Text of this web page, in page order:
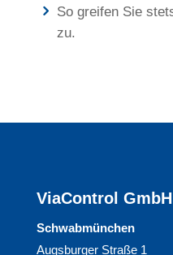
So greifen Sie
zu.
ViaControl GmbH
Schwabmünchen
Augsburger Straße 1